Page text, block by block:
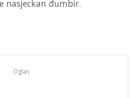
nasjeckan đumbir.
Oglas